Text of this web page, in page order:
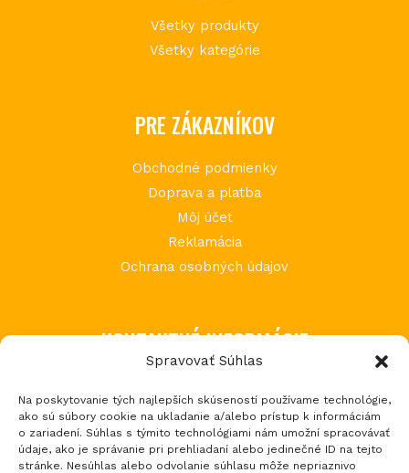
Spravovať Súhlas
Na poskytovanie tých najlepších skúseností používame technológie,
ako sú súbory cookie na ukladanie a/alebo prístup k informáciám
o zariadení. Súhlas s týmito technológiami nám umožní spracovávať
údaje, ako je správanie pri prehliadaní alebo jedinečné ID na tejto
stránke. Nesúhlas alebo odvolanie súhlasu môže nepriaznivo
Všetky produkty
Všetky kategórie
PRE ZÁKAZNÍKOV
Obchodné podmienky
Doprava a platba
Môj účet
Reklamácia
Ochrana osobných údajov
KONTAKTNÉ INFORMÁCIE
Považská Teplá 602
017 05 Považská Bystrica 5
tel.: +421 903 232 273